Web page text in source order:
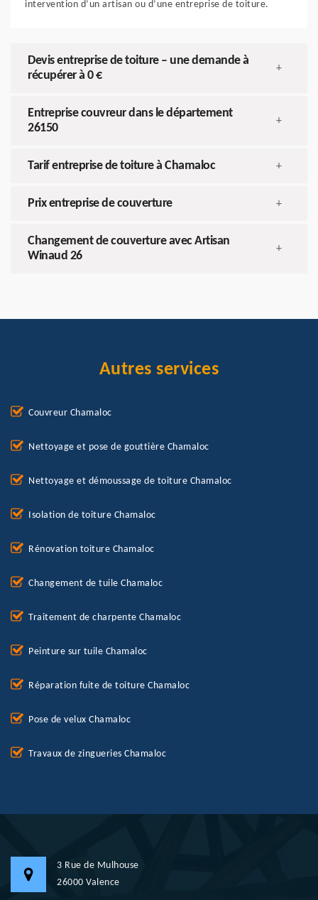
intervention d’un artisan ou d’une entreprise de toiture.
Devis entreprise de toiture – une demande à
récupérer à 0 €
+
Entreprise couvreur dans le département
26150
+
Tarif entreprise de toiture à Chamaloc +
Prix entreprise de couverture +
Changement de couverture avec Artisan
Winaud 26
+
Autres services
Couvreur Chamaloc
Nettoyage et pose de gouttière Chamaloc
Nettoyage et démoussage de toiture Chamaloc
Isolation de toiture Chamaloc
Rénovation toiture Chamaloc
Changement de tuile Chamaloc
Traitement de charpente Chamaloc
Peinture sur tuile Chamaloc
Réparation fuite de toiture Chamaloc
Pose de velux Chamaloc
Travaux de zingueries Chamaloc
3 Rue de Mulhouse
26000 Valence